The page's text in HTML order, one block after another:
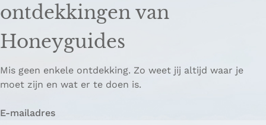
e
e
a
g
n
e
e
p
a
g
o
p
i
r
e
ontdekkingen van
Honeyguides
Mis geen enkele ontdekking. Zo weet jij altijd waar je
moet zijn en wat er te doen is.
E-mailadres